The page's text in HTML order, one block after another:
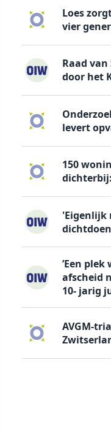
Loes
vier
Raad
door het
levert
150
'Eigenlijk
’Een
afscheid
10- jarig
AVGM-